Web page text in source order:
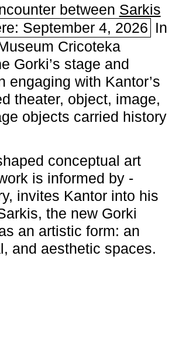
between Sarkis
September 4, 2026 In
Cricoteka
Gorki’s stage and
engaging with Kantor’s
theater, object, image,
objects carried history
conceptual art
is informed by
invites Kantor into his
the new Gorki
an artistic form: an
and aesthetic spaces.